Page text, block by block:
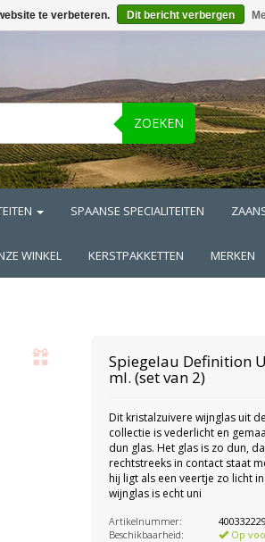
ZOEKEN
SPAANSE SPECIALITEITEN
WINKEL KERSTPAKKETTEN MERKEN
Spiegelau Definition
ml. (set van 2)
Dit kristalzuivere wijnglas uit
collectie is vederlicht en
dun glas. Het glas is zo dun,
rechtstreeks in contact staat
hij ligt als een veertje zo licht
wijnglas is echt uni
Artikelnummer:
Beschikbaarheid:
Op
te verbeteren. Dit bericht verbergen